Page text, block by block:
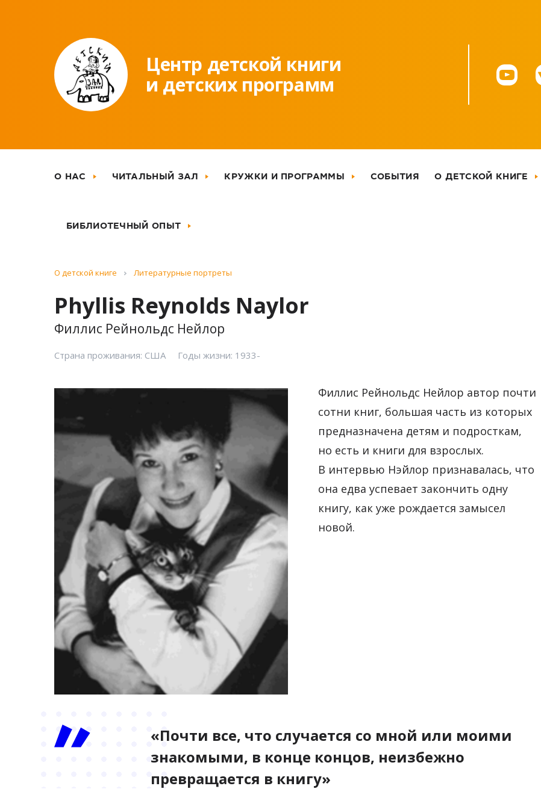
Центр детской книги
и детских программ
О НАС ЧИТАЛЬНЫЙ ЗАЛ КРУЖКИ И ПРОГРАММЫ СОБЫТИЯ О ДЕТСКОЙ КНИГЕ
БИБЛИОТЕЧНЫЙ ОПЫТ
О детской книге Литературные портреты
Phyllis Reynolds Naylor
Филлис Рейнольдс Нейлор
Страна проживания: США Годы жизни: 1933-
Филлис Рейнольдс Нейлор автор почти
сотни книг, большая часть из которых
предназначена детям и подросткам,
но есть и книги для взрослых.
В интервью Нэйлор признавалась, что
она едва успевает закончить одну
книгу, как уже рождается замысел
новой.
«Почти все, что случается со мной или моими
знакомыми, в конце концов, неизбежно
превращается в книгу»